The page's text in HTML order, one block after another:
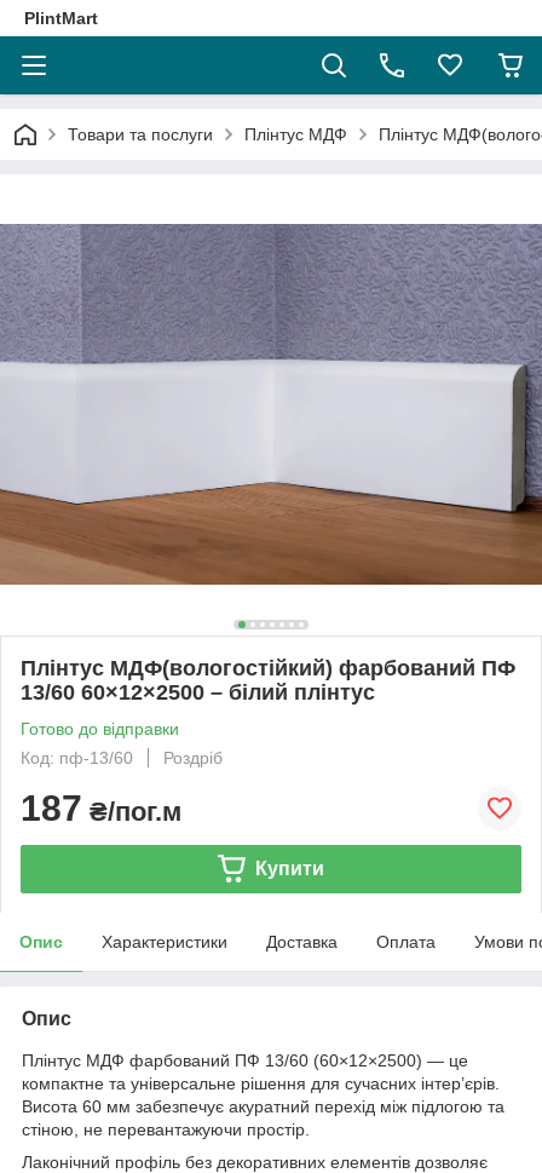
PlintMart
Товари та послуги Плінтус МДФ Плінтус
Плінтус МДФ(вологостійкий) фарбований ПФ
13/60 60×12×2500 – білий плінтус
Готово до відправки
Код: пф-13/60
Роздріб
187 ₴/пог.м
Купити
Опис Характеристики Доставка Оплата Умови
Опис
Плінтус МДФ фарбований ПФ 13/60 (60×12×2500) — це
компактне та універсальне рішення для сучасних інтер’єрів.
Висота 60 мм забезпечує акуратний перехід між підлогою та
стіною, не перевантажуючи простір.
Лаконічний профіль без декоративних елементів дозволяє